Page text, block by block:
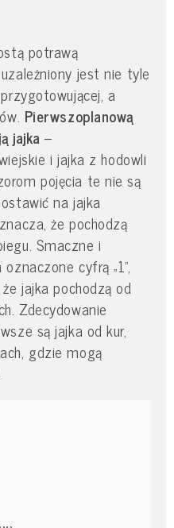
potrawą
jest nie tyle
a
Pierwszoplanową
jajka –
i jajka z hodowli
pojęcia te nie są
na jajka
że pochodzą
Smaczne i
cyfrą „1”,
jajka pochodzą od
Zdecydowanie
są jajka od kur,
gdzie mogą